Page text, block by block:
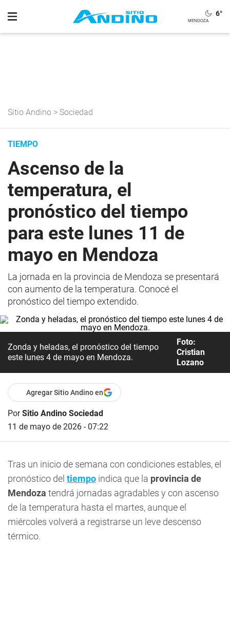
6°
Sitio Andino > Sociedad
TIEMPO
Ascenso de la
temperatura, el
pronóstico del tiempo
para este lunes 11 de
mayo en Mendoza
La jornada en la provincia de Mendoza se presentará
con aumento de la temperatura. Conocé el
pronóstico del tiempo extendido.
Zonda y heladas, el pronóstico del tiempo
este lunes 4 de mayo en Mendoza.
Foto:
Cristian
Lozano
Agregar Sitio Andino en
PorSitio Andino Sociedad
11 de mayo de 2026 - 07:22
Tras un inicio de semana con condiciones estables, el
pronóstico del tiempo indica que la provincia de
Mendoza tendrá jornadas agradables y con ascenso
de la temperatura hasta el martes, aunque el
miércoles volverá a registrarse un leve descenso
térmico.